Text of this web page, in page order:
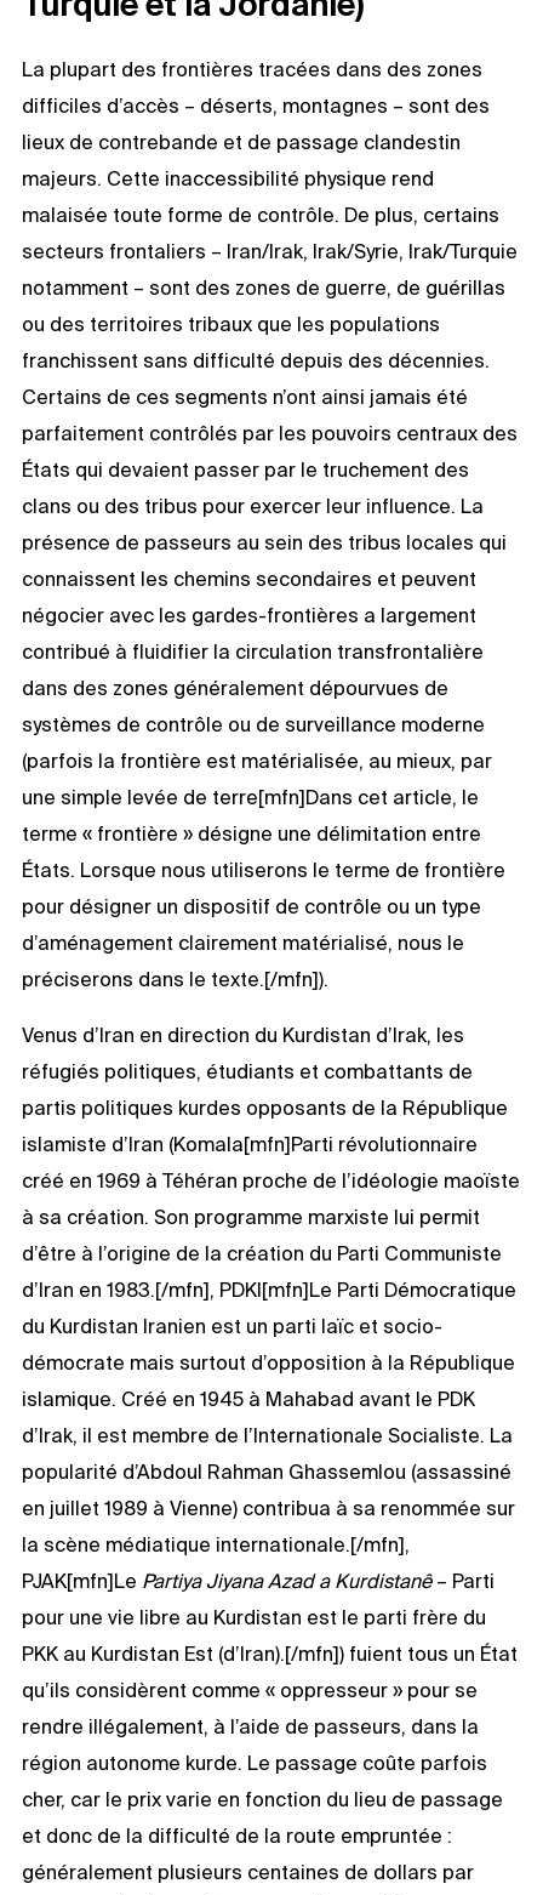
La plupart des frontières tracées dans des zones
difficiles d’accès – déserts, montagnes – sont des
lieux de contrebande et de passage clandestin
majeurs. Cette inaccessibilité physique rend
malaisée toute forme de contrôle. De plus, certains
secteurs frontaliers – Iran/Irak, Irak/Syrie, Irak/Turquie
notamment – sont des zones de guerre, de guérillas
ou des territoires tribaux que les populations
franchissent sans difficulté depuis des décennies.
Certains de ces segments n’ont ainsi jamais été
parfaitement contrôlés par les pouvoirs centraux des
États qui devaient passer par le truchement des
clans ou des tribus pour exercer leur influence. La
présence de passeurs au sein des tribus locales qui
connaissent les chemins secondaires et peuvent
négocier avec les gardes-frontières a largement
contribué à fluidifier la circulation transfrontalière
dans des zones généralement dépourvues de
systèmes de contrôle ou de surveillance moderne
(parfois la frontière est matérialisée, au mieux, par
une simple levée de terre[mfn]Dans cet article, le
terme « frontière » désigne une délimitation entre
États. Lorsque nous utiliserons le terme de frontière
pour désigner un dispositif de contrôle ou un type
d’aménagement clairement matérialisé, nous le
préciserons dans le texte.[/mfn]).
Venus d’Iran en direction du Kurdistan d’Irak, les
réfugiés politiques, étudiants et combattants de
partis politiques kurdes opposants de la République
islamiste d’Iran (Komala[mfn]Parti révolutionnaire
créé en 1969 à Téhéran proche de l’idéologie maoïste
à sa création. Son programme marxiste lui permit
d’être à l’origine de la création du Parti Communiste
d’Iran en 1983.[/mfn], PDKI[mfn]Le Parti Démocratique
du Kurdistan Iranien est un parti laïc et socio-
démocrate mais surtout d’opposition à la République
islamique. Créé en 1945 à Mahabad avant le PDK
d’Irak, il est membre de l’Internationale Socialiste. La
popularité d’Abdoul Rahman Ghassemlou (assassiné
en juillet 1989 à Vienne) contribua à sa renommée sur
la scène médiatique internationale.[/mfn],
PJAK[mfn]Le Partiya Jiyana Azad a Kurdistanê– Parti
pour une vie libre au Kurdistan est le parti frère du
PKK au Kurdistan Est (d’Iran).[/mfn]) fuient tous un État
qu’ils considèrent comme « oppresseur » pour se
rendre illégalement, à l’aide de passeurs, dans la
région autonome kurde. Le passage coûte parfois
cher, car le prix varie en fonction du lieu de passage
et donc de la difficulté de la route empruntée :
généralement plusieurs centaines de dollars par